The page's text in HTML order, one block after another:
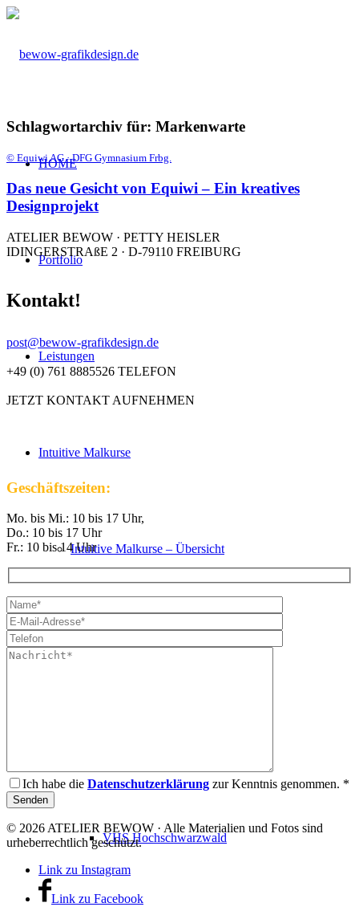
HOME
Portfolio
Leistungen
Intuitive Malkurse
Intuitive Malkurse – Übersicht
VHS Kurse
VHS Hochschwarzwald
Schlagwortarchiv für: Markenwarte
© Equiwi AG · DFG Gymnasium Frbg.
Das neue Gesicht von Equiwi – Ein kreatives
Designprojekt
ATELIER BEWOW · PETTY HEISLER
IDINGERSTRAßE 2 · D-79110 FREIBURG
Kontakt!
post@bewow-grafikdesign.de
+49 (0) 761 8885526 TELEFON
JETZT KONTAKT AUFNEHMEN
Geschäftszeiten:
Mo. bis Mi.: 10 bis 17 Uhr,
Do.: 10 bis 17 Uhr
Fr.: 10 bis 14 Uhr
Ich habe die Datenschutzerklärung zur Kenntnis genommen. *
© 2026 ATELIER BEWOW · Alle Materialien und Fotos sind
urheberrechtlich geschützt.
Link zu Instagram
Link zu Facebook